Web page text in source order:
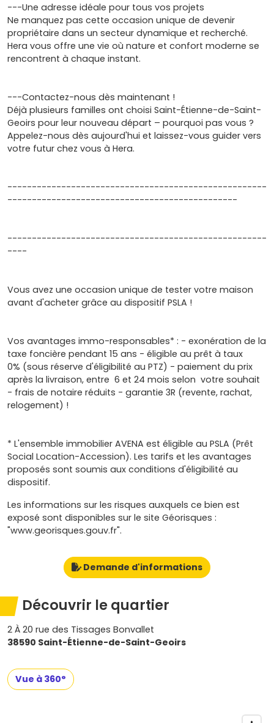
---Une adresse idéale pour tous vos projets
Ne manquez pas cette occasion unique de devenir
propriétaire dans un secteur dynamique et recherché.
Hera vous offre une vie où nature et confort moderne se
rencontrent à chaque instant.
---Contactez-nous dès maintenant !
Déjà plusieurs familles ont choisi Saint-Étienne-de-Saint-
Geoirs pour leur nouveau départ – pourquoi pas vous ?
Appelez-nous dès aujourd'hui et laissez-vous guider vers
votre futur chez vous à Hera.
-----------------------------------------------------
-----------------------------------------------
-----------------------------------------------------
----
Vous avez une occasion unique de tester votre maison
avant d'acheter grâce au dispositif PSLA !
Vos avantages immo-responsables* : - exonération de la
taxe foncière pendant 15 ans - éligible au prêt à taux
0% (sous réserve d'éligibilité au PTZ) - paiement du prix
après la livraison, entre 6 et 24 mois selon votre souhait
- frais de notaire réduits - garantie 3R (revente, rachat,
relogement) !
* L'ensemble immobilier AVENA est éligible au PSLA (Prêt
Social Location-Accession). Les tarifs et les avantages
proposés sont soumis aux conditions d'éligibilité au
dispositif.
Les informations sur les risques auxquels ce bien est
exposé sont disponibles sur le site Géorisques :
"www.georisques.gouv.fr".
Demande d'informations
Découvrir le quartier
2 À 20 rue des Tissages Bonvallet
38590 Saint-Étienne-de-Saint-Geoirs
Vue à 360°